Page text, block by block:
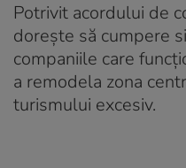
Potrivit acordului de
dorește să cumpere
companiile care
a remodela zona
turismului excesiv.